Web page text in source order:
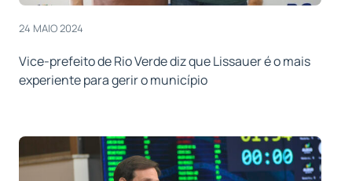
24 MAIO 2024
Vice-prefeito de Rio Verde diz que Lissauer é o mais
experiente para gerir o município